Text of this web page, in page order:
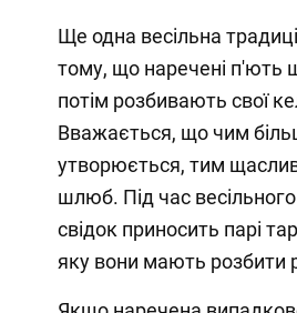
Ще одна весільна
тому, що наречені п'ють
потім розбивають свої
Вважається, що чим
утворюється, тим
шлюб. Під час весільного
свідок приносить парі
яку вони мають розбити